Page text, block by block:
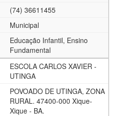
(74) 36611455
Municipal
Educação Infantil, Ensino
Fundamental
ESCOLA CARLOS XAVIER -
UTINGA
POVOADO DE UTINGA, ZONA
RURAL. 47400-000 Xique-
Xique - BA.